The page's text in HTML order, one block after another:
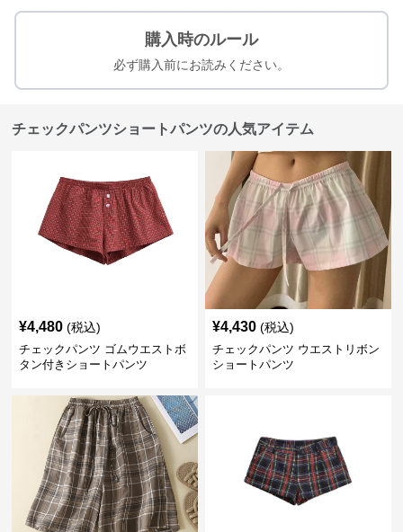
購入時のルール
必ず購入前にお読みください。
チェックパンツショートパンツの人気アイテム
¥4,480 (税込)
チェックパンツ ゴムウエストボ
タン付きショートパンツ
¥4,430 (税込)
チェックパンツ ウエストリボン
ショートパンツ